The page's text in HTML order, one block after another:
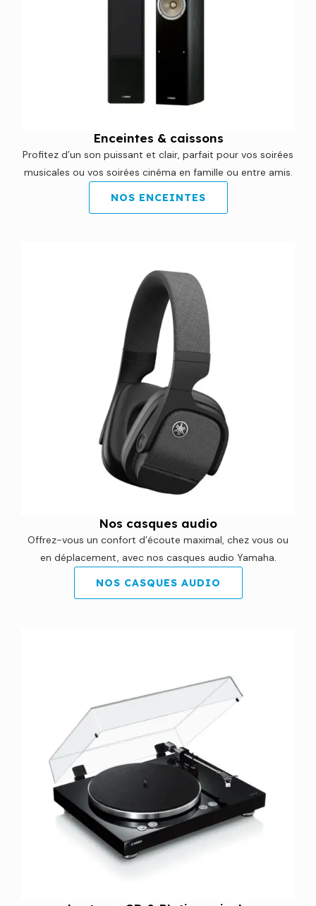
Enceintes & caissons
Profitez d’un son puissant et clair, parfait pour vos soirées
musicales ou vos soirées cinéma en famille ou entre amis.
NOS ENCEINTES
Nos casques audio
Offrez-vous un confort d’écoute maximal, chez vous ou
en déplacement, avec nos casques audio Yamaha.
NOS CASQUES AUDIO